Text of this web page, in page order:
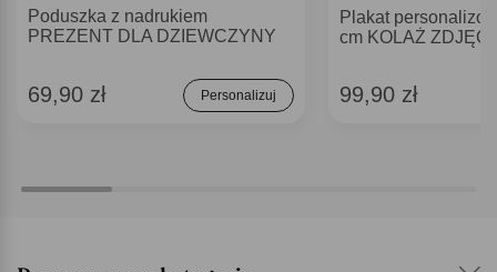
Poduszka z nadrukiem
PREZENT DLA DZIEWCZYNY
69,90 zł Personalizuj
Plakat
cm KOLAŻ ZDJĘĆ
99,90 zł